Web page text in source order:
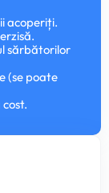
acoperiți.
sărbătorilor
(se poate